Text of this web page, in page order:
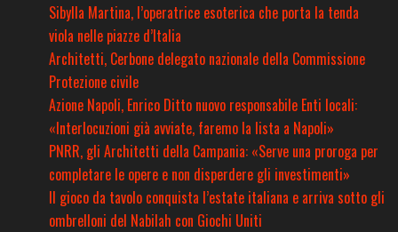
Sibylla Martina, l’operatrice esoterica che porta la tenda
viola nelle piazze d’Italia
Architetti, Cerbone delegato nazionale della Commissione
Protezione civile
Azione Napoli, Enrico Ditto nuovo responsabile Enti locali:
«Interlocuzioni già avviate, faremo la lista a Napoli»
PNRR, gli Architetti della Campania: «Serve una proroga per
completare le opere e non disperdere gli investimenti»
Il gioco da tavolo conquista l’estate italiana e arriva sotto gli
ombrelloni del Nabilah con Giochi Uniti